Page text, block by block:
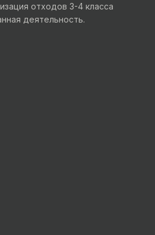
отходов 3-4 класса
деятельность.